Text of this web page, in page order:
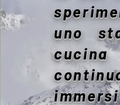
uno